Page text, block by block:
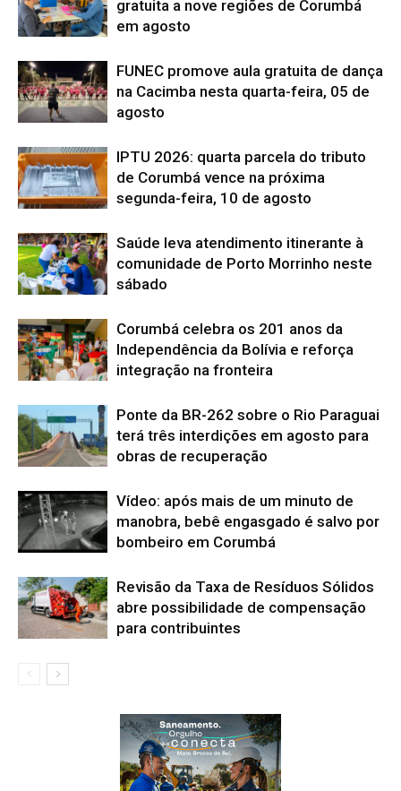
gratuita a nove regiões de Corumbá
em agosto
FUNEC promove aula gratuita de dança
na Cacimba nesta quarta-feira, 05 de
agosto
IPTU 2026: quarta parcela do tributo
de Corumbá vence na próxima
segunda-feira, 10 de agosto
Saúde leva atendimento itinerante à
comunidade de Porto Morrinho neste
sábado
Corumbá celebra os 201 anos da
Independência da Bolívia e reforça
integração na fronteira
Ponte da BR-262 sobre o Rio Paraguai
terá três interdições em agosto para
obras de recuperação
Vídeo: após mais de um minuto de
manobra, bebê engasgado é salvo por
bombeiro em Corumbá
Revisão da Taxa de Resíduos Sólidos
abre possibilidade de compensação
para contribuintes